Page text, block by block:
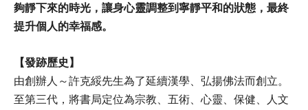
夠靜下來的時光，讓身心靈調整到寧靜平和的狀態，最終
提升個人的幸福感。
【發跡歷史】
由創辦人～許克綏先生為了延續漢學、弘揚佛法而創立。
至第三代，將書局定位為宗教、五術、心靈、保健、人文